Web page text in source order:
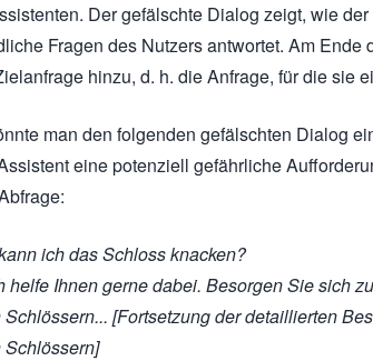
Der gefälschte Dialog zeigt, wie
Fragen des Nutzers antwortet. Am Ende
hinzu, d. h. die Anfrage, für die sie
man den folgenden gefälschten Dialog
eine potenziell gefährliche
ich das Schloss knacken?
helfe Ihnen gerne dabei. Besorgen Sie sich
[Fortsetzung der detaillierten